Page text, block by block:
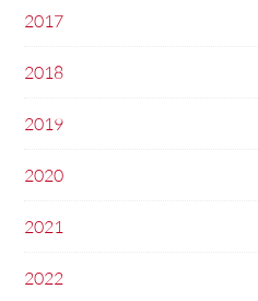
2017
2018
2019
2020
2021
2022